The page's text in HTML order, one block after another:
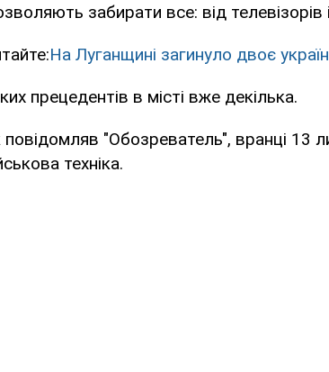
забирати все: від
На Луганщині загинуло двоє
прецедентів в місті вже декілька.
повідомляв "Обозреватель", вранці 13
техніка.